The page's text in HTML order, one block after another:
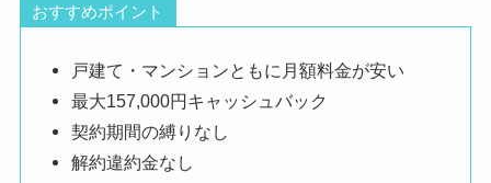
おすすめポイント
戸建て・マンションともに月額料金が安い
最大157,000円キャッシュバック
契約期間の縛りなし
解約違約金なし